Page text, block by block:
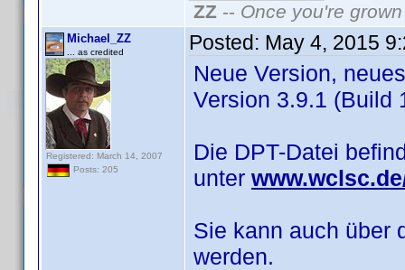
ZZ -- Once you're
Michael_ZZ
... as credited
Registered: March 14, 2007
Posts: 205
Posted: May 4, 2015
Neue Version,
Version 3.9.1 (Build
Die DPT-Datei
unter
Sie kann auch über
werden.